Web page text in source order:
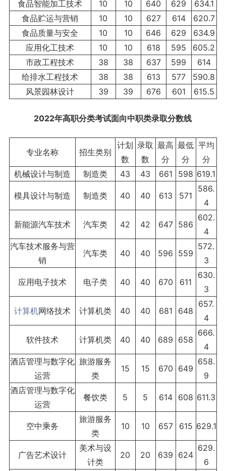
食品智能加工技术
10 10 640 629
634.1
食品贮运与营销
10 10 627 614
620.7
食品质量与安全
10 10 646 629
634.9
应用化工技术
10 10 618 595
605.2
市政工程技术
38 38 637 599
614
给排水工程技术
38 38 613 577
590.8
风景园林设计
39 39 676 601 615.5
2022年高职分类考试面向中职类录取分数线
专业名称 招生类别
计划
数
录取
数
最高
分
最低
分
平均
分
机械设计与制造
制造类 43 43 661 598 619.1
模具设计与制造 制造类 40 40 613 571
586.
4
新能源汽车技术 汽车类 42 42 647 586
602.
4
汽车技术服务与营
销
汽车类 40 40 596 559
572.
3
应用电子技术 电子类 40 40 670 611
630.
3
计算机网络技术 计算机类 40 40 681 648
657.
4
软件技术 计算机类 40 40 689 658
666.
4
酒店管理与数字化
运营
旅游服务
类
15 15 670 649
658.
9
酒店管理与数字化
运营
餐饮类 5 5 614 608 611.3
空中乘务
旅游服务
类
10 10 657 615 629.1
广告艺术设计
美术与设
计类
20 20 639 624
629.
6